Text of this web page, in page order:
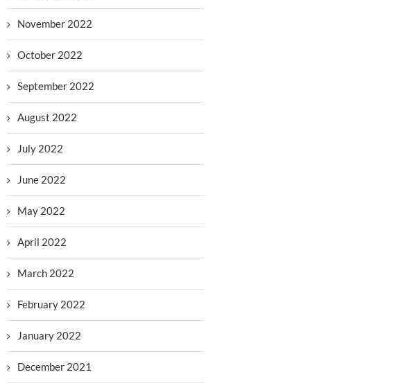
November 2022
October 2022
September 2022
August 2022
July 2022
June 2022
May 2022
April 2022
March 2022
February 2022
January 2022
December 2021